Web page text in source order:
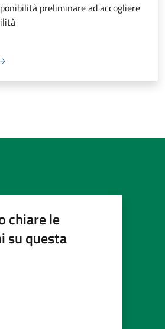
preliminare ad accogliere
chiare le
su questa